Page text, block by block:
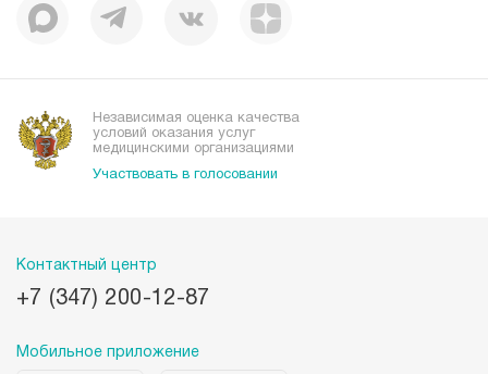
Корпоративная социальная ответственность
Наши преимущества
Независимая оценка качества
условий оказания услуг
медицинскими организациями
Участвовать в голосовании
Контактный центр
+7 (347) 200-12-87
Мобильное приложение